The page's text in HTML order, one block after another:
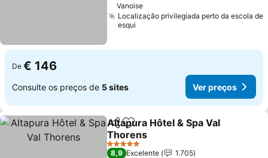
Vanoise
Localização privilegiada perto da escola de
esqui
De € 146
Consulte os preços de 5 sites Ver preços
PartilharAdicionar aos favoritos
Altapura Hôtel & Spa Val
Thorens
Ver preços
5 Estrelas
8,9 Excelente
1.705